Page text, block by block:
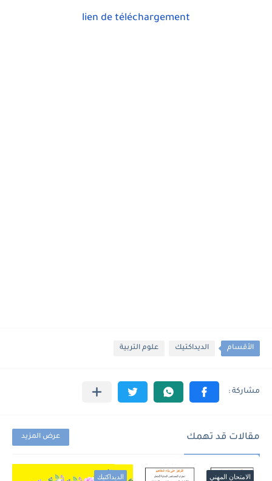
lien de téléchargement
الأقسام الديداكتيك علوم التربية
مقالات قد تهمك عرض المزيد
الامتحان المهني الديداكتيك